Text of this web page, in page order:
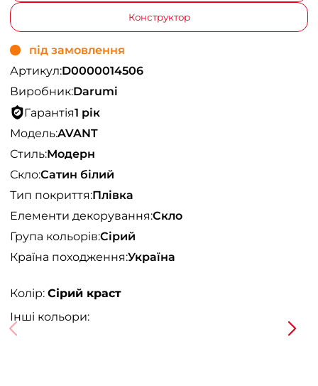
Конструктор
під замовлення
Артикул:D0000014506
Виробник:Darumi
Гарантія1 рік
Модель:AVANT
Стиль:Модерн
Скло:Сатин білий
Тип покриття:Плівка
Елементи декорування:Скло
Група кольорів:Сірий
Країна походження:Україна
Колір: Сірий краст
Інші кольори: